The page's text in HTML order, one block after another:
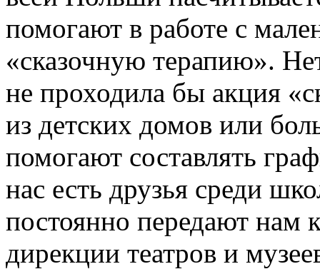
помогают в работе с
«сказочную терапию».
не проходила бы акция
из детских домов или
помогают составлять
нас есть друзья среди
постоянно передают нам
дирекции театров и